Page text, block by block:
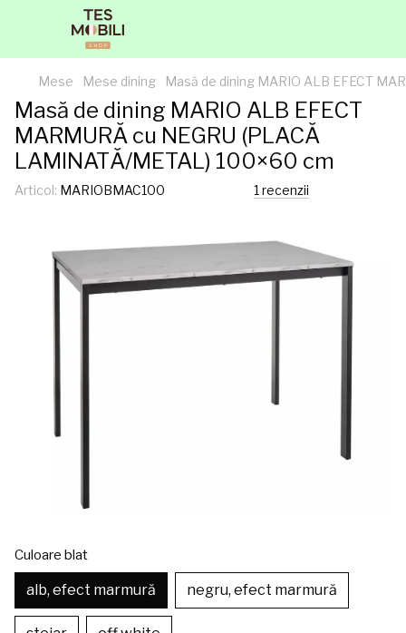
Mese Mese dining Masă de dining MARIO ALB EFECT
Masă de dining MARIO ALB EFECT
MARMURĂ cu NEGRU (PLACĂ
LAMINATĂ/METAL) 100×60 cm
Articol: MARIOBMAC100 1 recenzii
Culoare blat
alb, efect marmură negru, efect marmură